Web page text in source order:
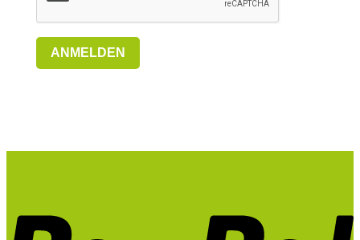
ANMELDEN